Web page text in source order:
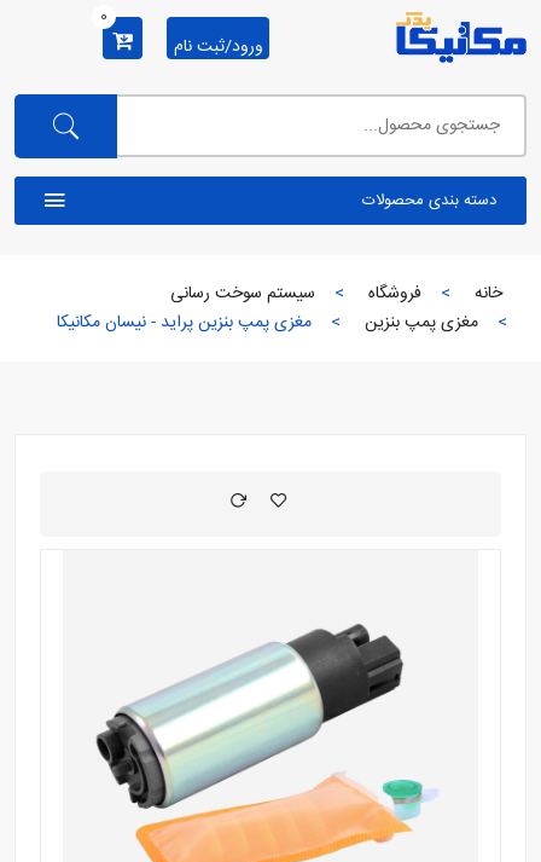
ورود/ثبت نام
0
دسته بندی محصولات
خانه فروشگاه
سیستم سوخت رسانی
مغزی پمپ بنزین
مغزی پمپ بنزین پراید - نیسان مکانیکا